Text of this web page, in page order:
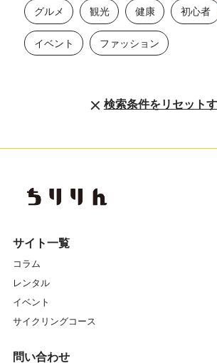
グルメ 観光 健康 初心者
イベント ファッション
検索条件をリセット
サイト一覧
コラム
レンタル
イベント
サイクリングコース
問い合わせ